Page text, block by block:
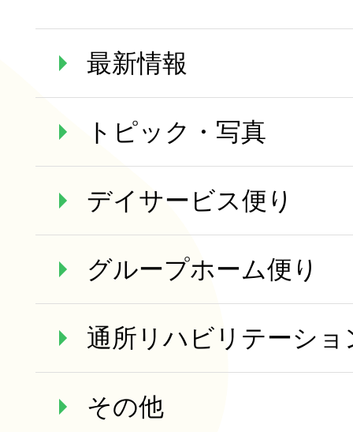
最新情報
トピック・写真
デイサービス便り
グループホーム便り
通所リハビリテーショ
その他